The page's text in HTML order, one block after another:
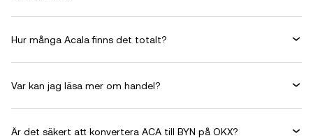
Hur många Acala finns det totalt?
Var kan jag läsa mer om handel?
Är det säkert att konvertera ACA till BYN på OKX?